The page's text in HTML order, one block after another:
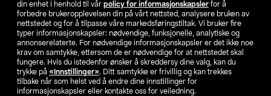
din enhet i henhold til vår policy for informasjonskapsler for å
forbedre brukeropplevelsen din på vårt nettsted, analysere bruken av
nettstedet og for å tilpasse våre markedsføringstiltak. Vi bruker fire
typer informasjonskapsler: nødvendige, funksjonelle, analytiske og
annonserelaterte. For nødvendige informasjonskapsler er det ikke noe
krav om samtykke, ettersom de er nødvendige for at nettstedet skal
fungere. Hvis du istedenfor ønsker å skreddersy dine valg, kan du
trykke på «Innstillinger». Ditt samtykke er frivillig og kan trekkes
tilbake når som helst ved å endre dine innstillinger for
informasjonskapsler eller kontakte oss for veiledning.
Finn din butikk
SE NO FI